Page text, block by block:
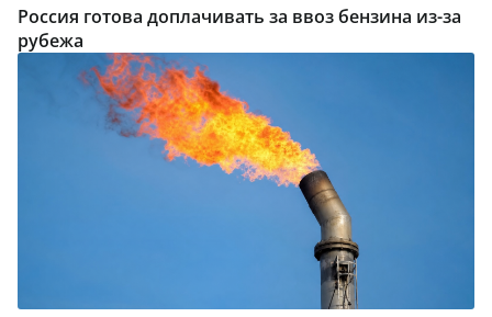
Россия готова доплачивать за ввоз бензина из-за
рубежа